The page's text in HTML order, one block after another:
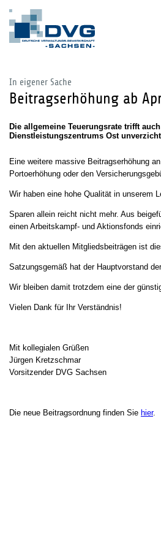
In eigener Sache
Beitragserhöhung ab
Die allgemeine Teuerungsrate trifft
Dienstleistungszentrums Ost
Eine weitere massive Beitragserhöhung
Portoerhöhung oder den
Wir haben eine hohe Qualität in unserem
Sparen allein reicht nicht mehr. Aus
einen Arbeitskampf- und Aktionsfonds
Mit den aktuellen Mitgliedsbeiträgen ist
Satzungsgemäß hat der Hauptvorstand
Wir bleiben damit trotzdem eine der
Vielen Dank für Ihr Verständnis!
Mit kollegialen Grüßen
Jürgen Kretzschmar
Vorsitzender DVG Sachsen
Die neue Beitragsordnung finden Sie hier.